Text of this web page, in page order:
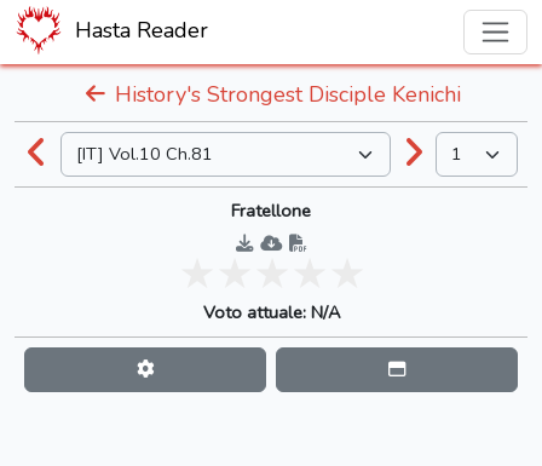
Hasta Reader
History's Strongest Disciple Kenichi
Fratellone
Voto attuale: N/A